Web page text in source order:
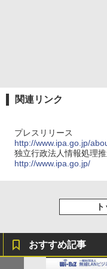
関連リンク
プレスリリース
http://www.ipa.go.jp/
独立行政法人情報処理
http://www.ipa.go.jp/
おすすめ記事